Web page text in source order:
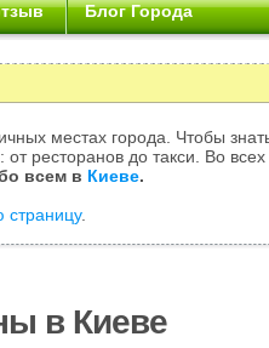
Блог Города
местах города. Чтобы
ресторанов до такси. Во всех
всем в Киеве.
страницу.
в Киеве